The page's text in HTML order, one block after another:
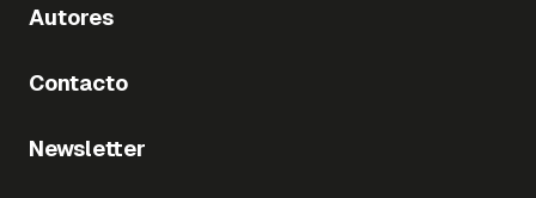
Autores
Contacto
Newsletter